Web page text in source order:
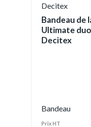
Decitex
Bandeau de
Ultimate
Decitex
Bandeau
Prix HT